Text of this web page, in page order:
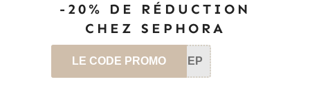
-20% DE RÉDUCTION
CHEZ SEPHORA
LE CODE PROMO SEP